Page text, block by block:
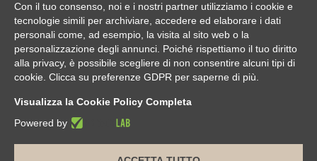
ASSISTENZA REMOTA
da utilizzare solo su richiesta di un operatore Edilclima
Con il tuo consenso, noi e i nostri partner utilizziamo i cookie e
tecnologie simili per archiviare, accedere ed elaborare i dati
personali come, ad esempio, la visita al sito web o la
personalizzazione degli annunci. Poiché rispettiamo il tuo diritto
alla privacy, è possibile scegliere di non consentire alcuni tipi di
cookie. Clicca su preferenze GDPR per saperne di più.
Visualizza la Cookie Policy Completa
Powered by